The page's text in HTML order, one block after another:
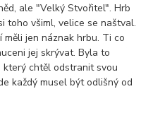
ale "Velký Stvořitel". Hrb
toho všiml, velice se naštval.
jen náznak hrbu. Ti co
jej skrývat. Byla to
chtěl odstranit svou
každý musel být odlišný od